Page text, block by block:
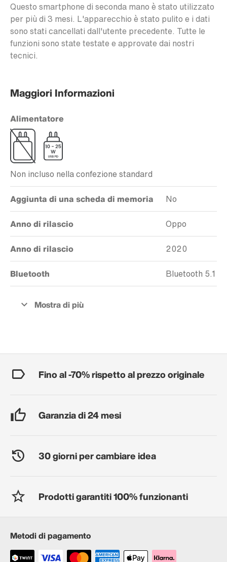
Questo smartphone di seconda mano è stato utilizzato
per più di 3 mesi. L'apparecchio è stato pulito e i dati
sono stati cancellati dall'utente precedente. Tutte le
funzioni sono state testate e approvate dai nostri
tecnici.
Maggiori Informazioni
Alimentatore
Non incluso nella confezione standard
Aggiunta di una scheda di memoria No
Anno di rilascio Oppo
Anno di rilascio 2020
Bluetooth Bluetooth 5.1
Fino al -70% rispetto al prezzo originale
Garanzia di 24 mesi
30 giorni per cambiare idea
Prodotti garantiti 100% funzionanti
Metodi di pagamento